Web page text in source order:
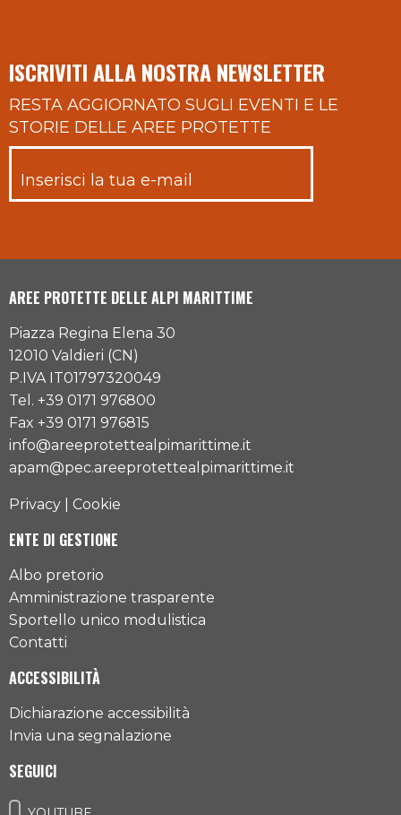
ISCRIVITI ALLA NOSTRA NEWSLETTER
RESTA AGGIORNATO SUGLI EVENTI E LE
STORIE DELLE AREE PROTETTE
AREE PROTETTE DELLE ALPI MARITTIME
Piazza Regina Elena 30
12010 Valdieri (CN)
P.IVA IT01797320049
Tel. +39 0171 976800
Fax +39 0171 976815
info@areeprotettealpimarittime.it
apam@pec.areeprotettealpimarittime.it
Privacy Cookie
ENTE DI GESTIONE
Albo pretorio
Amministrazione trasparente
Sportello unico modulistica
Contatti
ACCESSIBILITÀ
Dichiarazione accessibilità
Invia una segnalazione
SEGUICI